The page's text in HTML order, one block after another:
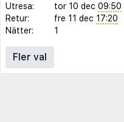
Utresa:
tor 10 dec 09:50
Retur:
fre 11 dec 17:20
Nätter:
1
Fler val